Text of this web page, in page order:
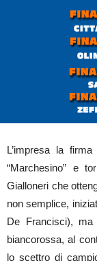
L’impresa la
“Marchesino” e
Gialloneri che
non semplice,
De Francisci),
biancorossa, al
lo scettro di